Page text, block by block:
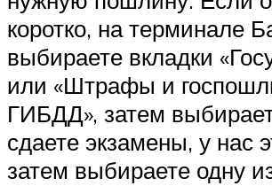
коротко, на терминале
выбираете вкладки
или «Штрафы и
ГИБДД», затем
сдаете экзамены, у нас
затем выбираете одну